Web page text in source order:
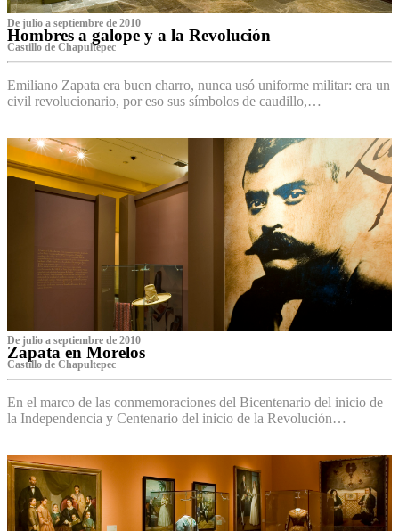
De julio a septiembre de 2010
Hombres a galope y a la Revolución
Castillo de Chapultepec
Emiliano Zapata era buen charro, nunca usó uniforme militar: era un
civil revolucionario, por eso sus símbolos de caudillo,…
De julio a septiembre de 2010
Zapata en Morelos
Castillo de Chapultepec
En el marco de las conmemoraciones del Bicentenario del inicio de
la Independencia y Centenario del inicio de la Revolución…